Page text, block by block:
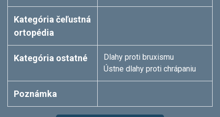
Kategória čeľustná
ortopédia
Kategória ostatné
Dlahy proti bruxismu
Ústne dlahy proti chrápaniu
Poznámka